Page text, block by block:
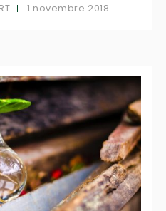
1 novembre 2018